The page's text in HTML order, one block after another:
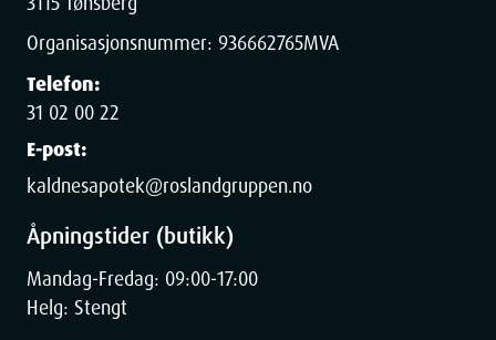
Organisasjonsnummer: 936662765MVA
Telefon:
31 02 00 22
E-post:
kaldnesapotek@roslandgruppen.no
Åpningstider (butikk)
Mandag-Fredag: 09:00-17:00
Helg: Stengt